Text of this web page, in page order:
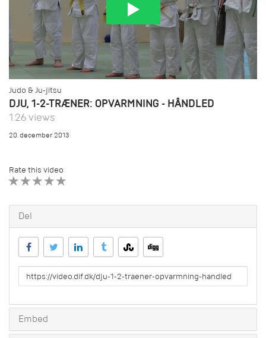
Judo & Ju-jitsu
DJU, 1-2-TRÆNER: OPVARMNING - HÅNDLED
1.26 views
20. december 2013
Rate this video
Del
URL
to
Embed